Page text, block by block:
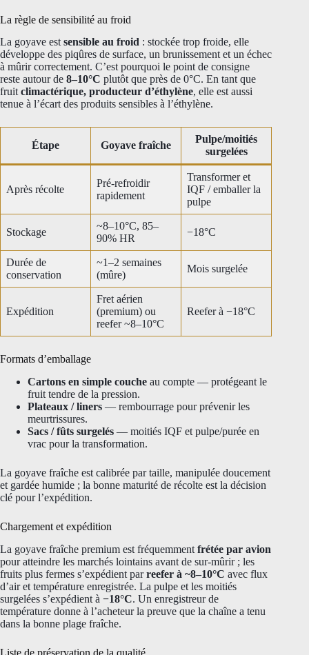
La règle de sensibilité au froid
La goyave est sensible au froid : stockée trop froide, elle
développe des piqûres de surface, un brunissement et un échec
à mûrir correctement. C’est pourquoi le point de consigne
reste autour de 8–10°C plutôt que près de 0°C. En tant que
fruit climactérique, producteur d’éthylène, elle est aussi
tenue à l’écart des produits sensibles à l’éthylène.
Étape Goyave fraîche
Pulpe/moitiés
surgelées
Après récolte
Pré-refroidir
rapidement
Transformer et
IQF / emballer la
pulpe
Stockage
~8–10°C, 85–
90% HR
−18°C
Durée de
conservation
~1–2 semaines
(mûre)
Mois surgelée
Expédition
Fret aérien
(premium) ou
reefer ~8–10°C
Reefer à −18°C
Formats d’emballage
Cartons en simple couche au compte — protégeant le
fruit tendre de la pression.
Plateaux / liners — rembourrage pour prévenir les
meurtrissures.
Sacs / fûts surgelés — moitiés IQF et pulpe/purée en
vrac pour la transformation.
La goyave fraîche est calibrée par taille, manipulée doucement
et gardée humide ; la bonne maturité de récolte est la décision
clé pour l’expédition.
Chargement et expédition
La goyave fraîche premium est fréquemment frétée par avion
pour atteindre les marchés lointains avant de sur-mûrir ; les
fruits plus fermes s’expédient parreefer à ~8–10°C avec flux
d’air et température enregistrée. La pulpe et les moitiés
surgelées s’expédient à −18°C. Un enregistreur de
température donne à l’acheteur la preuve que la chaîne a tenu
dans la bonne plage fraîche.
Liste de préservation de la qualité